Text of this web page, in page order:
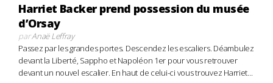
Harriet Backer prend possession du musée
d’Orsay
parAnaë Leffray
Passez par les grandes portes. Descendez les escaliers. Déambulez
devant la Liberté, Sappho et Napoléon 1er pour vous retrouver
devant un nouvel escalier. En haut de celui-ci vous trouvez Harriet...